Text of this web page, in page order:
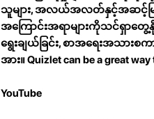
သူများ, အလယ်အလတ်နှင့်အဆင့်မ
အကြောင်းအရာများကိုသင်ရှာတွ
ရွေးချယ်ခြင်း, စာအရေးအသားစ
အား။ Quizlet can be a great
YouTube